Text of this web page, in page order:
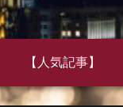
【人気記事】